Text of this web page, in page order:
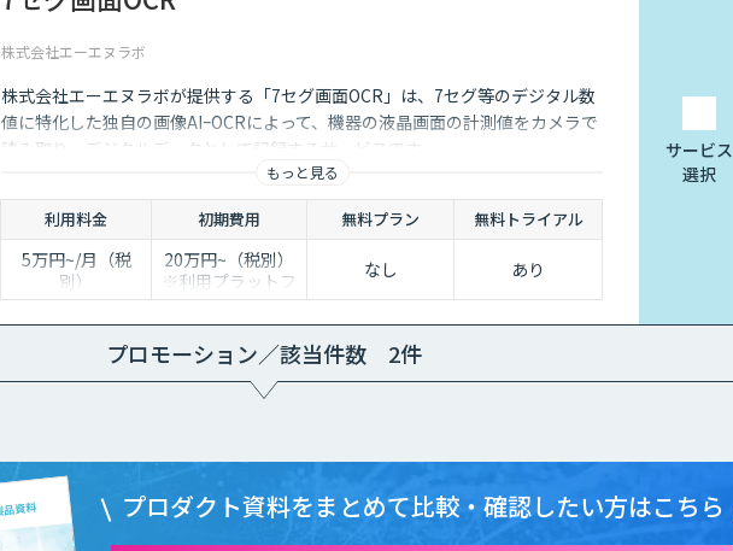
株式会社エーエヌラボ
株式会社エーエヌラボが提供する「7セグ画面OCR」は、7セグ等のデジタル数
値に特化した独自の画像AIｰOCRによって、機器の液晶画面の計測値をカメラで
読み取り、デジタルデータとして記録するサービスです
もっと見る
利用料金 初期費用 無料プラン 無料トライアル
5万円~/月（税
別）
※ユーザ数、使用
量やカスタマイズ
要望に応じて変動
20万円~（税別）
※利用プラットフ
ォームや必要なチ
ューニングの量に
よって別途見積と
なります。
なし あり
サービス
選択
プロモーション／該当件数 2件
プロダクト資料をまとめて比較・確認したい方はこちら